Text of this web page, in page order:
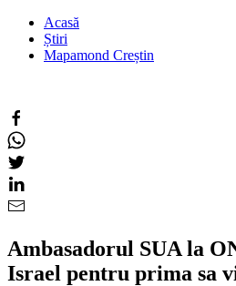
Acasă
Știri
Mapamond Creștin
Ambasadorul SUA la
Israel pentru prima sa